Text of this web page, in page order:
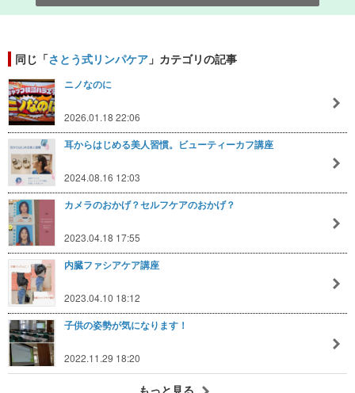
同じ「さとう式リンパケア 」カテゴリの記事
ニノなのに
2026.01.18 22:06
耳からはじめる美人習慣。ビューティーカフ講座
2024.08.16 12:03
カメラのおかげ？セルフケアのおかげ？
2023.04.18 17:55
内臓ファシアケア講座
2023.04.10 18:12
子供の姿勢が気になります！
2022.11.29 18:20
もっと見る